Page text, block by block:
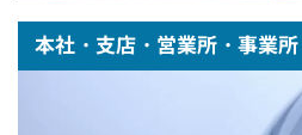
本社・支店・営業所・事業所